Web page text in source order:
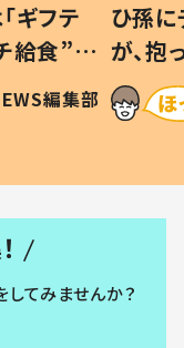
ギフテ
給食”を
和の親
編集部
ひ孫
が、
「涙が
い」
してみませんか？